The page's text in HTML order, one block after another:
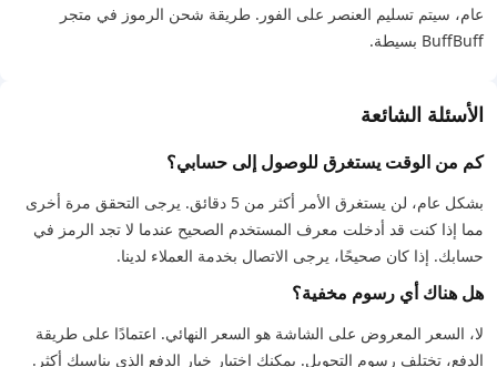
عام، سيتم تسليم العنصر على الفور. طريقة شحن الرموز في متجر
BuffBuff بسيطة.
الأسئلة الشائعة
كم من الوقت يستغرق للوصول إلى حسابي؟
بشكل عام، لن يستغرق الأمر أكثر من 5 دقائق. يرجى التحقق مرة أخرى
مما إذا كنت قد أدخلت معرف المستخدم الصحيح عندما لا تجد الرمز في
حسابك. إذا كان صحيحًا، يرجى الاتصال بخدمة العملاء لدينا.
هل هناك أي رسوم مخفية؟
لا، السعر المعروض على الشاشة هو السعر النهائي. اعتمادًا على طريقة
الدفع، تختلف رسوم التحويل. يمكنك اختيار خيار الدفع الذي يناسبك أكثر.